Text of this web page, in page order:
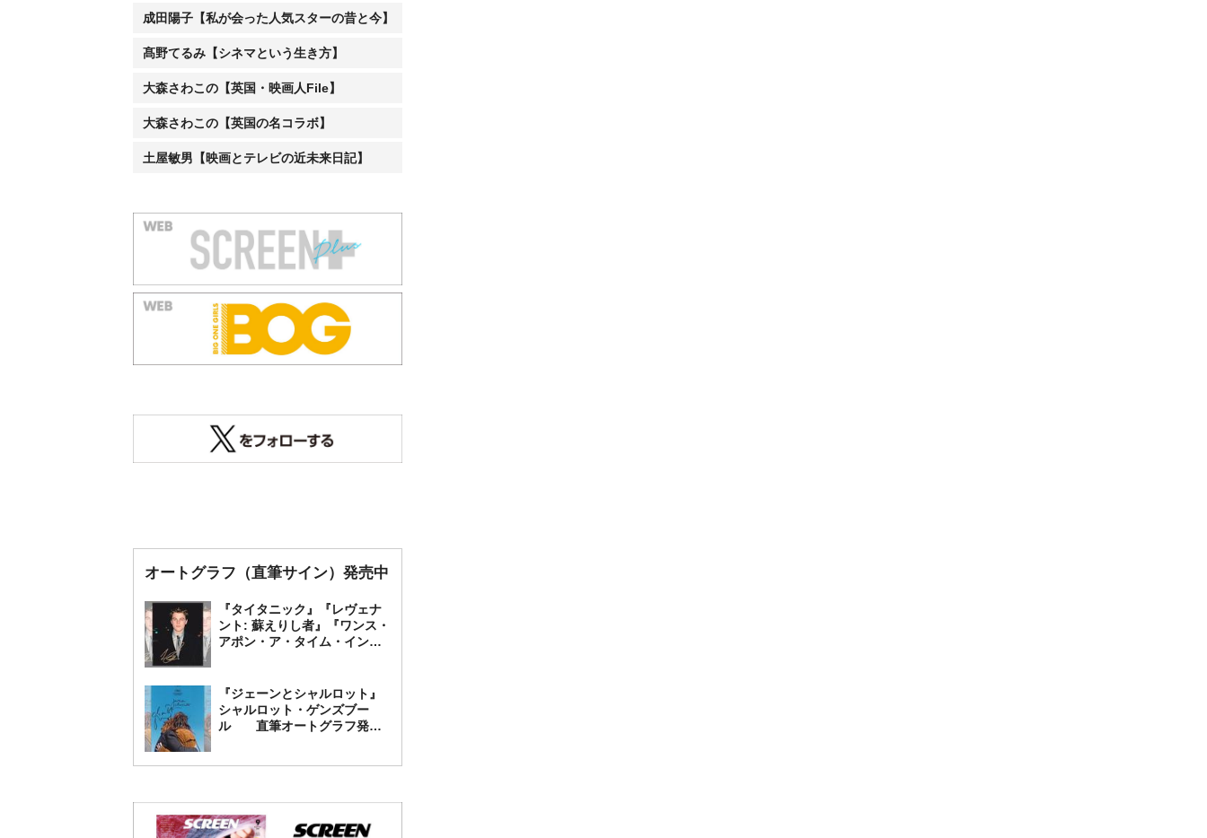
成田陽子【私が会った人気スターの昔と今】
髙野てるみ【シネマという生き方】
大森さわこの【英国・映画人File】
大森さわこの【英国の名コラボ】
土屋敏男【映画とテレビの近未来日記】
オートグラフ（直筆サイン）発売中
『タイタニック』『レヴェナ
ント: 蘇えりし者』『ワンス・
アポン・ア・タイム・イン・
フ発売中
『ジェーンとシャルロット』
シャルロット・ゲンズブー
ル 直筆オートグラフ発売